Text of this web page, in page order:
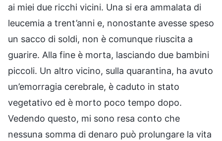
ai miei due ricchi vicini. Una si era ammalata di
leucemia a trent’anni e, nonostante avesse speso
un sacco di soldi, non è comunque riuscita a
guarire. Alla fine è morta, lasciando due bambini
piccoli. Un altro vicino, sulla quarantina, ha avuto
un’emorragia cerebrale, è caduto in stato
vegetativo ed è morto poco tempo dopo.
Vedendo questo, mi sono resa conto che
nessuna somma di denaro può prolungare la vita